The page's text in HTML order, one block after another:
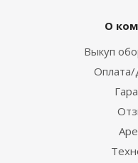
О
Выкуп
Оплата/